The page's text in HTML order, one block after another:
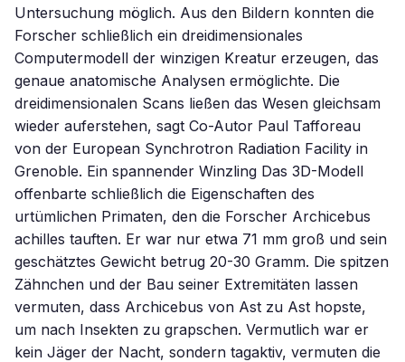
Untersuchung möglich. Aus den Bildern konnten die
Forscher schließlich ein dreidimensionales
Computermodell der winzigen Kreatur erzeugen, das
genaue anatomische Analysen ermöglichte. Die
dreidimensionalen Scans ließen das Wesen gleichsam
wieder auferstehen, sagt Co-Autor Paul Tafforeau
von der European Synchrotron Radiation Facility in
Grenoble. Ein spannender Winzling Das 3D-Modell
offenbarte schließlich die Eigenschaften des
urtümlichen Primaten, den die Forscher Archicebus
achilles tauften. Er war nur etwa 71 mm groß und sein
geschätztes Gewicht betrug 20-30 Gramm. Die spitzen
Zähnchen und der Bau seiner Extremitäten lassen
vermuten, dass Archicebus von Ast zu Ast hopste,
um nach Insekten zu grapschen. Vermutlich war er
kein Jäger der Nacht, sondern tagaktiv, vermuten die